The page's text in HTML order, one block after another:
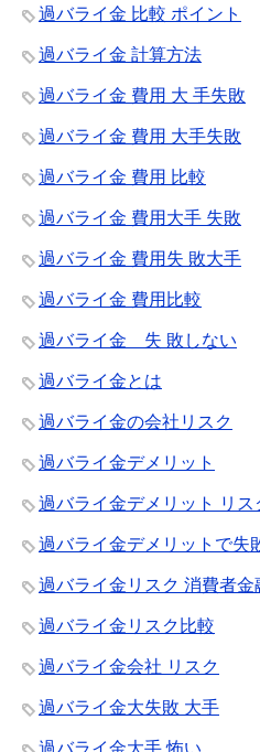
過バライ金 比較 ポイント
過バライ金 計算方法
過バライ金 費用 大 手失敗
過バライ金 費用 大手失敗
過バライ金 費用 比較
過バライ金 費用大手 失敗
過バライ金 費用失 敗大手
過バライ金 費用比較
過バライ金 失 敗しない
過バライ金とは
過バライ金の会社リスク
過バライ金デメリット
過バライ金デメリット リス
過バライ金デメリットで失
過バライ金リスク 消費者
過バライ金リスク比較
過バライ金会社 リスク
過バライ金大失敗 大手